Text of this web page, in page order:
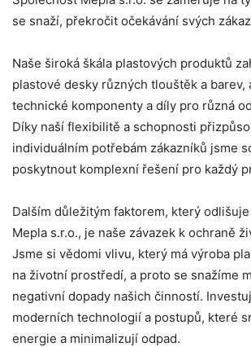
se snaží, překročit očekávání svých
Naše široká škála plastových produktů
plastové desky různých tlouštěk a barev,
technické komponenty a díly pro různá
Díky naší flexibilitě a schopnosti
individuálním potřebám zákazníků jsme
poskytnout komplexní řešení pro každý
Dalším důležitým faktorem, který
Mepla s.r.o., je naše závazek k ochraně
Jsme si vědomi vlivu, který má výroba
na životní prostředí, a proto se snažíme
negativní dopady našich činností.
moderních technologií a postupů, které
energie a minimalizují odpad.